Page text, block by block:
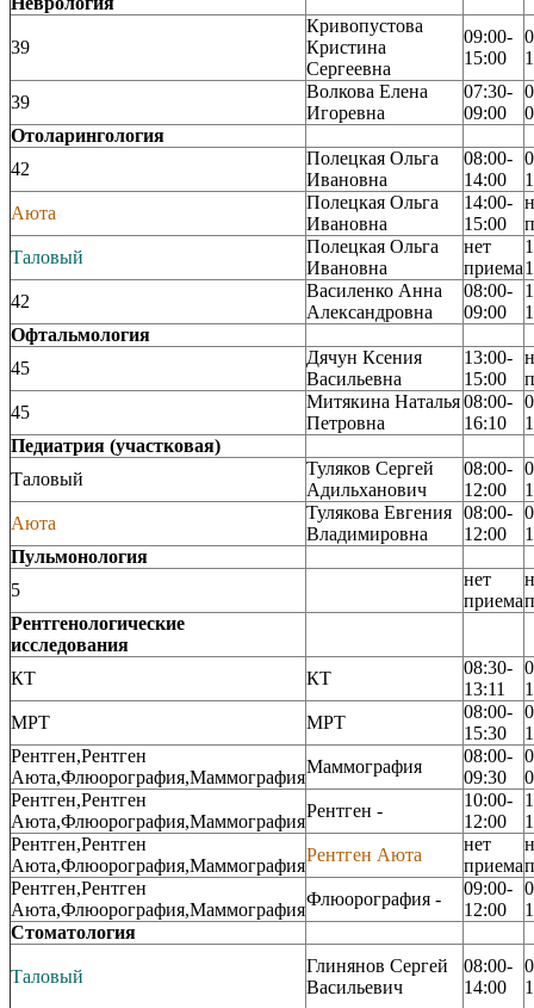
39
Кривопустова
Кристина
Сергеевна
09:00-
15:00
39
Волкова Елена
Игоревна
07:30-
09:00
Отоларингология
42
Полецкая Ольга
Ивановна
08:00-
14:00
Аюта
Полецкая Ольга
Ивановна
14:00-
15:00
Таловый
Полецкая Ольга
Ивановна
нет
приема
42
Василенко Анна
Александровна
08:00-
09:00
Офтальмология
45
Дячун Ксения
Васильевна
13:00-
15:00
45
Митякина Наталья
Петровна
08:00-
16:10
Педиатрия (участковая)
Таловый
Туляков Сергей
Адильханович
08:00-
12:00
Аюта
Тулякова Евгения
Владимировна
08:00-
12:00
Пульмонология
5
нет
приема
Рентгенологические
исследования
КТ
КТ
08:30-
13:11
МРТ
МРТ
08:00-
15:30
Рентген,Рентген
Аюта,Флюорография,Маммография
Маммография
08:00-
09:30
Рентген,Рентген
Аюта,Флюорография,Маммография
Рентген -
10:00-
12:00
Рентген,Рентген
Аюта,Флюорография,Маммография
Рентген Аюта
нет
приема
Рентген,Рентген
Аюта,Флюорография,Маммография
Флюорография -
09:00-
12:00
Стоматология
Таловый
Глинянов Сергей
Васильевич
08:00-
14:00